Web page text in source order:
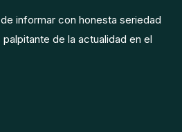
informar con honesta seriedad
de la actualidad en el